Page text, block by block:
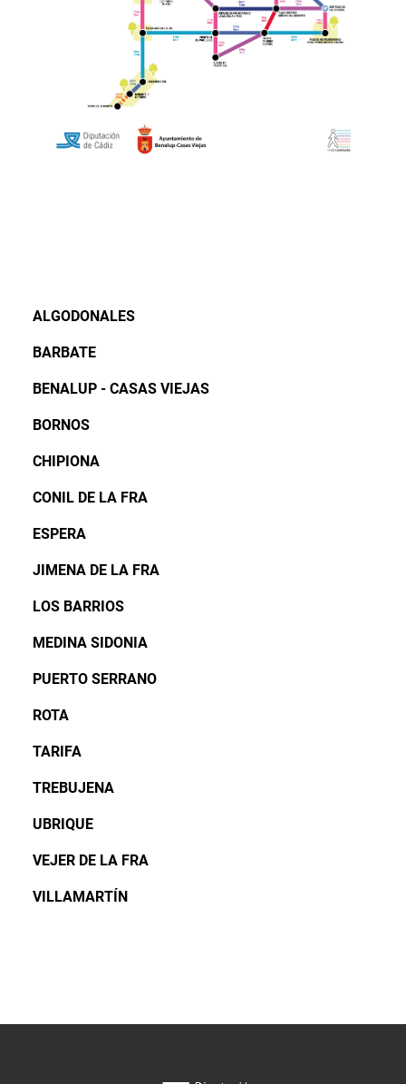
ALGODONALES
BARBATE
BENALUP - CASAS VIEJAS
BORNOS
CHIPIONA
CONIL DE LA FRA
ESPERA
JIMENA DE LA FRA
LOS BARRIOS
MEDINA SIDONIA
PUERTO SERRANO
ROTA
TARIFA
TREBUJENA
UBRIQUE
VEJER DE LA FRA
VILLAMARTÍN